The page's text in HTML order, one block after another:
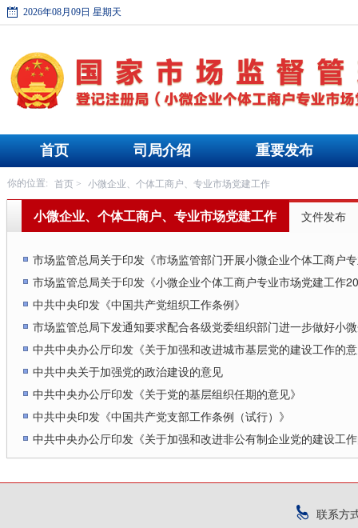
2026年08月09日 星期天
首页 司局介绍 重要发布
你的位置: 首页 > 小微企业、个体工商户、专业市场党建工作
小微企业、个体工商户、专业市场党建工作 文件发布
市场监管总局关于印发《市场监管部门开展小微企业个体工商户
市场监管总局关于印发《小微企业个体工商户专业市场党建工作
中共中央印发《中国共产党组织工作条例》
市场监管总局下发通知要求配合各级党委组织部门进一步做好小
中共中央办公厅印发《关于加强和改进城市基层党的建设工作的
中共中央关于加强党的政治建设的意见
中共中央办公厅印发《关于党的基层组织任期的意见》
中共中央印发《中国共产党支部工作条例（试行）》
中共中央办公厅印发《关于加强和改进非公有制企业党的建设工
联系方